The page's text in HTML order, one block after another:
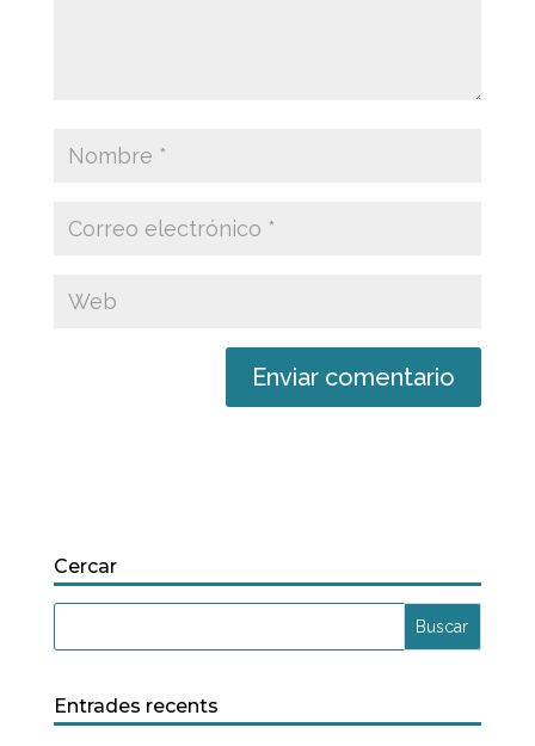
Cercar
Entrades recents